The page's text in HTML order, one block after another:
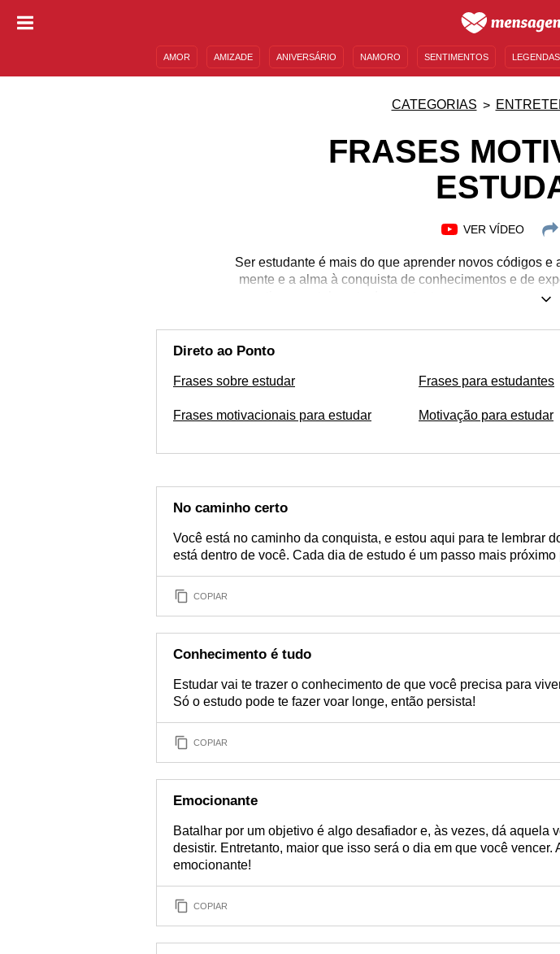
AMOR AMIZADE ANIVERSÁRIO NAMORO SENTIMENTOS LEGENDAS
CATEGORIAS
FRASES
VER VÍDEO
Ser estudante é mais do que aprender novos códigos
mente e a alma à conquista de conhecimentos e de
exaustivo, mentalmente desgastante e nem sempre
constantemente e que não desiste de cuidar de si, dos
desânimo, as frases de Motivação para Estudantes,
Direto ao Ponto
Frases sobre estudar
Frases motivacionais para estudar
Frases para estudantes
Motivação para estudar
No caminho certo
Você está no caminho da conquista, e estou aqui para te lembrar
está dentro de você. Cada dia de estudo é um passo mais próximo
COPIAR
Conhecimento é tudo
Estudar vai te trazer o conhecimento de que você precisa para
Só o estudo pode te fazer voar longe, então persista!
COPIAR
Emocionante
Batalhar por um objetivo é algo desafiador e, às vezes, dá aquela
desistir. Entretanto, maior que isso será o dia em que você vencer.
emocionante!
COPIAR